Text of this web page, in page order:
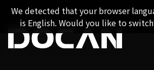
We detected that your browser
is English. Would you like to